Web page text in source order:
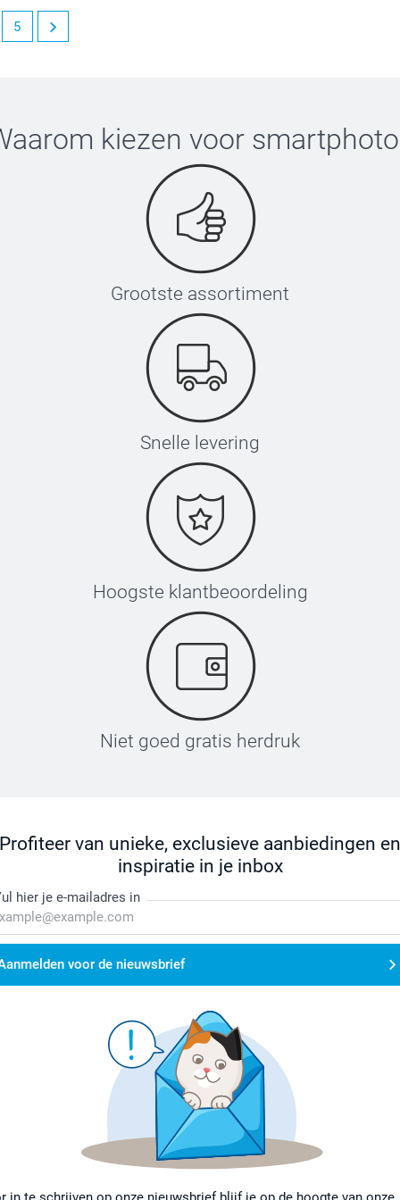
bent over onze compact fotoboekjes.
5
kiezen voor smartphoto
Grootste assortiment
Snelle levering
Hoogste klantbeoordeling
Niet goed gratis herdruk
Profiteer van unieke, exclusieve aanbiedingen en
inspiratie in je inbox
hier je e-mailadres in
voor de nieuwsbrief